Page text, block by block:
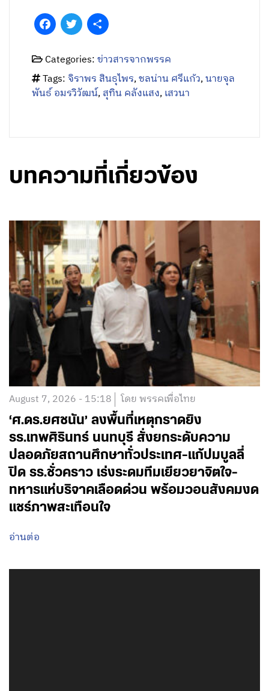
FacebookTwitter
Categories:ข่าวสารจากพรรค
Tags:จิราพร สินธุไพร,ชลน่าน ศรีแก้ว,นายจุล
พันธ์ อมรวิวัฒน์,สุทิน คลังแสง,เสวนา
บทความที่เกี่ยวข้อง
August 7, 2026 - 15:18 โดย พรรคเพื่อไทย
‘ศ.ดร.ยศชนัน’ ลงพื้นที่เหตุกราดยิง
รร.เทพศิรินทร์ นนทบุรี สั่งยกระดับความ
ปลอดภัยสถานศึกษาทั่วประเทศ-แก้ปมบูลลี่
ปิด รร.ชั่วคราว เร่งระดมทีมเยียวยาจิตใจ-
ทหารแห่บริจาคเลือดด่วน พร้อมวอนสังคมงด
แชร์ภาพสะเทือนใจ
อ่านต่อ